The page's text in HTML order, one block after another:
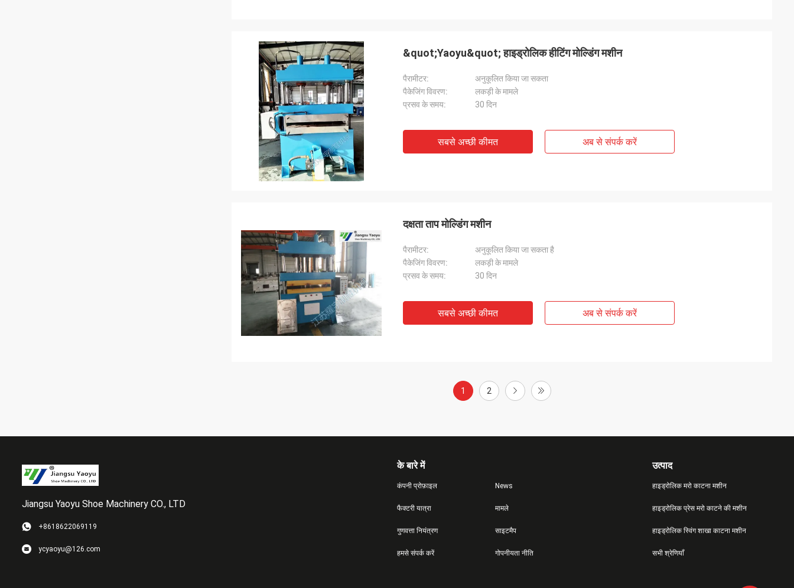
&quot;Yaoyu&quot; हाइड्रोलिक हीटिंग मोल्डिंग मशीन
पैरामीटर:
अनुकूलित किया जा सकता
पैकेजिंग विवरण:
लकड़ी के मामले
प्रसव के समय:
30 दिन
सबसे अच्छी कीमत अब से संपर्क करें
दक्षता ताप मोल्डिंग मशीन
पैरामीटर:
अनुकूलित किया जा सकता है
पैकेजिंग विवरण:
लकड़ी के मामले
प्रसव के समय:
30 दिन
सबसे अच्छी कीमत अब से संपर्क करें
1 2
Jiangsu Yaoyu Shoe Machinery CO., LTD
+8618622069119
ycyaoyu@126.com
के बारे में
कंपनी प्रोफ़ाइल
फैक्टरी यात्रा
गुणवत्ता नियंत्रण
हमसे संपर्क करें
News
मामले
साइटमैप
गोपनीयता नीति
उत्पाद
हाइड्रोलिक मरो काटना मशीन
हाइड्रोलिक प्रेस मरो काटने की मशीन
हाइड्रोलिक स्विंग शाखा काटना मशीन
सभी श्रेणियाँ